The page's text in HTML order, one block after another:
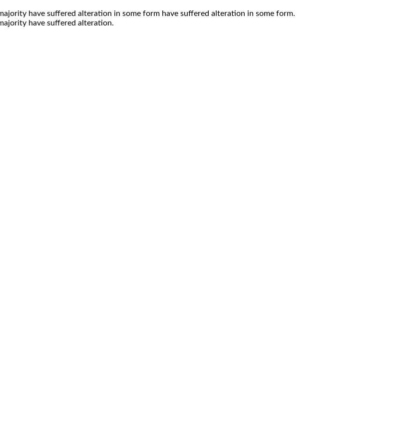
have suffered alteration in some form have suffered alteration in some form.
have suffered alteration.